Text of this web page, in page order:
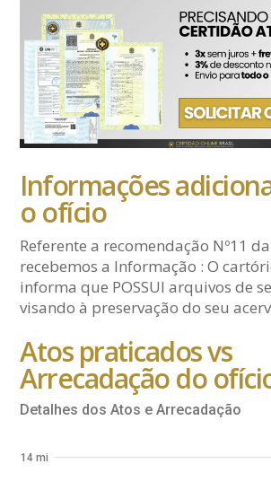
Informações
o ofício
Referente a recomendação Nº11
recebemos a Informação : O
informa que POSSUI arquivos de
visando à preservação do seu
Atos praticados vs
Arrecadação do
Detalhes dos Atos e Arrecadação
14 mi